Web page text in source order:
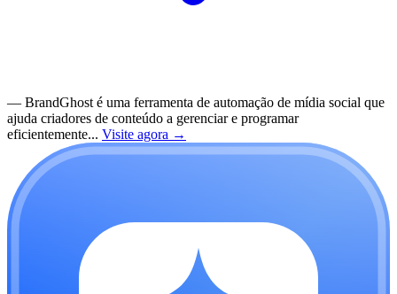
— BrandGhost é uma ferramenta de automação de mídia social que
ajuda criadores de conteúdo a gerenciar e programar
eficientemente... Visite agora →